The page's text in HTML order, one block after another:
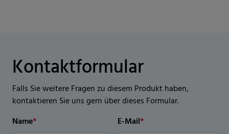
Kontaktformular
Falls Sie weitere Fragen zu diesem Produkt haben,
kontaktieren Sie uns gern über dieses Formular.
Name* E-Mail*